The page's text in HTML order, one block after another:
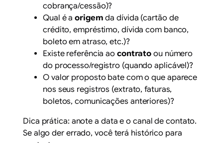
cobrança/cessão)?
Qual é aorigem da dívida (cartão de
crédito, empréstimo, dívida com banco,
boleto em atraso, etc.)?
Existe referência ao contrato ou número
do processo/registro (quando aplicável)?
O valor proposto bate com o que aparece
nos seus registros (extrato, faturas,
boletos, comunicações anteriores)?
Dica prática: anote a data e o canal de contato.
Se algo der errado, você terá histórico para